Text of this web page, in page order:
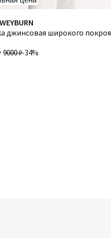
джинсовая широкого покроя
9000 ₽-34%